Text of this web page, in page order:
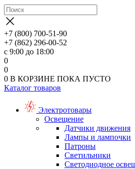
+7 (800) 700-51-90
+7 (862) 296-00-52
с 9:00 до 18:00
0
0
0 В КОРЗИНЕ ПОКА ПУСТО
Каталог товаров
Электротовары
Освещение
Датчики движения
Лампы и лампочки
Патроны
Светильники
Светодиодное